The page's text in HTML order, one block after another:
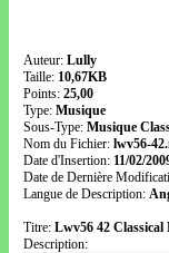
Auteur: Lully
Taille: 10,67KB
Points: 25,00
Type: Musique
Sous-Type: Musique
Nom du Fichier: lwv56-
Date d'Insertion: 11/02/
Date de Dernière
Langue de Description:
Titre: Lwv56 42
Description: